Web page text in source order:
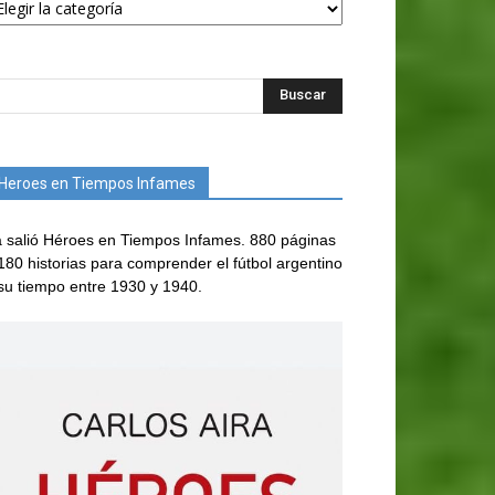
Heroes en Tiempos Infames
salió Héroes en Tiempos Infames. 880 páginas
historias para comprender el fútbol argentino
tiempo entre 1930 y 1940.